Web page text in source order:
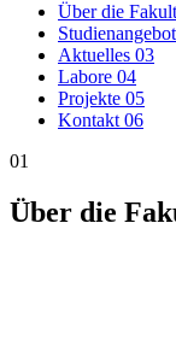
Über die
Studienangebot
Aktuelles 03
Labore 04
Projekte 05
Kontakt06
01
Über die